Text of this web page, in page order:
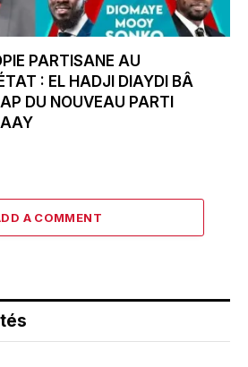
PARTISANE AU
: EL HADJI DIAYDI BÂ
DU NOUVEAU PARTI
A COMMENT